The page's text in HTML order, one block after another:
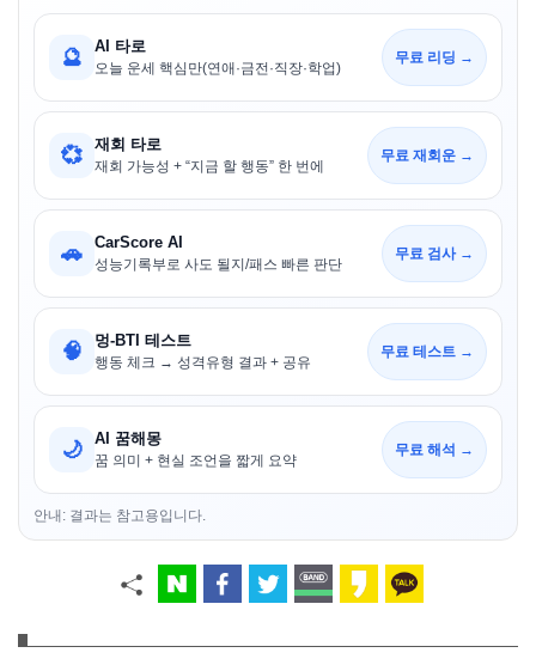
🔮 AI 타로
오늘 운세 핵심만(연애·금전·직장·학업)
무료 리딩 →
💞 재회 타로
재회 가능성 + “지금 할 행동” 한 번에
무료 재회운 →
🚗 CarScore AI
성능기록부로 사도 될지/패스 빠른 판단
무료 검사 →
🧠 멍-BTI 테스트
행동 체크 → 성격유형 결과 + 공유
무료 테스트 →
🌙 AI 꿈해몽
꿈 의미 + 현실 조언을 짧게 요약
무료 해석 →
안내: 결과는 참고용입니다.